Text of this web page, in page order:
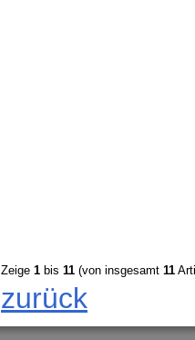
Zeige 1 bis 11 (von insgesamt 11
zurück